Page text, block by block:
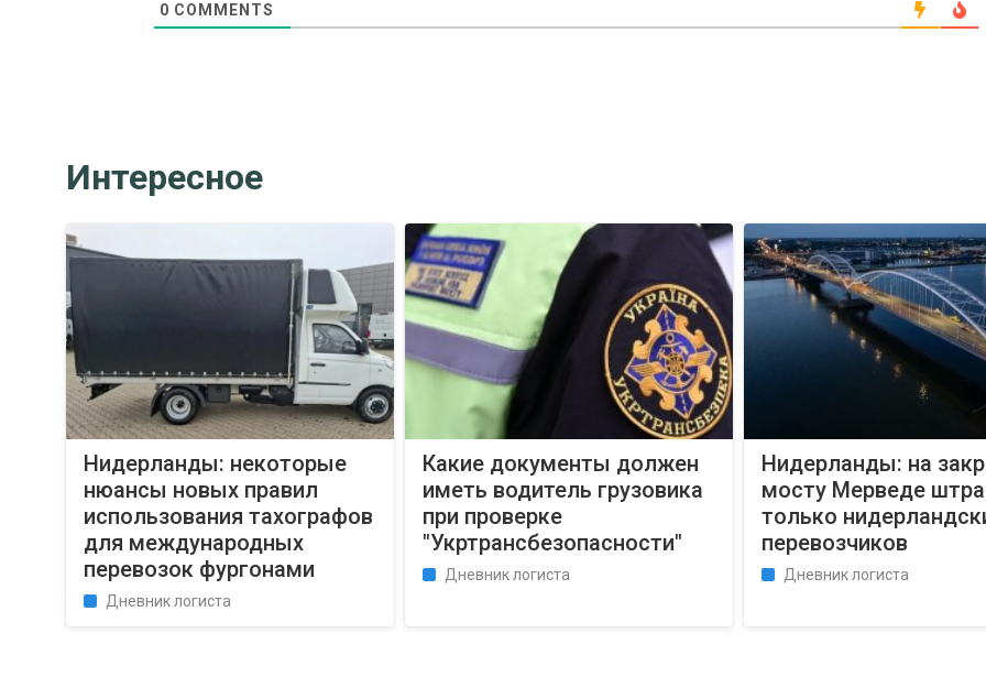
0 COMMENTS
Интересное
Нидерланды: некоторые
нюансы новых правил
использования тахографов
для международных
перевозок фургонами
Дневник логиста
Какие документы должен
иметь водитель грузовика
при проверке
"Укртрансбезопасности"
Дневник логиста
Нидерланды: на
мосту Мерведе
только
перевозчиков
Дневник логиста